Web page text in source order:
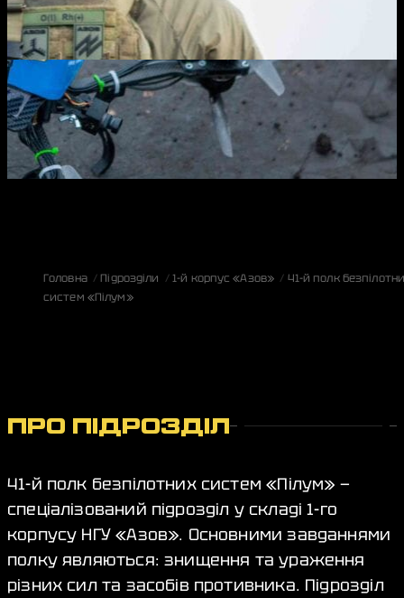
Головна Підрозділи 1-й корпус «Азов»
41-й полк
систем «Пілум»
ПРО ПІДРОЗДІЛ
41-й полк безпілотних систем «Пілум» —
спеціалізований підрозділ у складі 1-го
корпусу НГУ «Азов». Основними завданнями
полку являються: знищення та ураження
різних сил та засобів противника. Підрозділ